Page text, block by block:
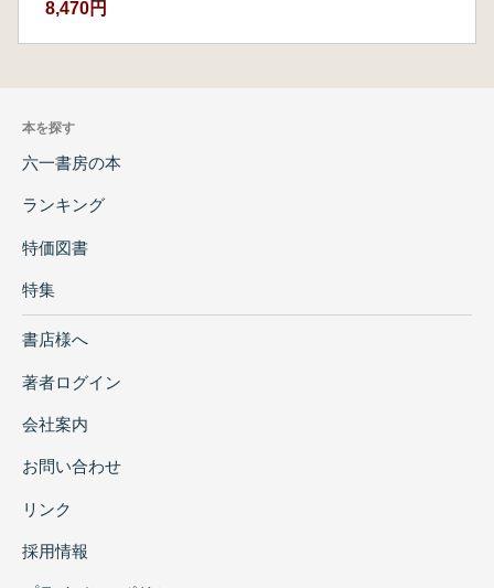
8,470円
本を探す
六一書房の本
ランキング
特価図書
特集
書店様へ
著者ログイン
会社案内
お問い合わせ
リンク
採用情報